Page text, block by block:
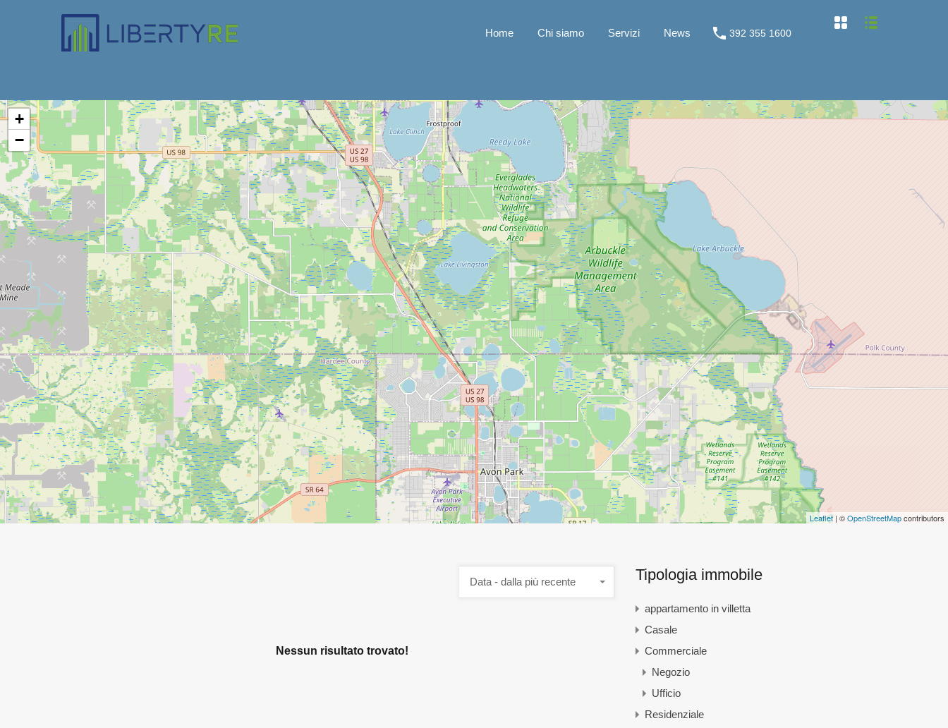
Servizi
Home Chi siamo Servizi News 392 355 1600
Casale
+
−
Leaflet| ©OpenStreetMapcontributors
Data - dalla più recente
Nessun risultato trovato!
Tipologia immobile
appartamento in villetta
Casale
Commerciale
Negozio
Ufficio
Residenziale